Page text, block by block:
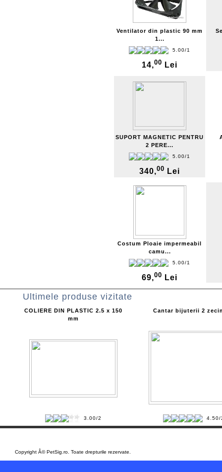
Ventilator din plastic 90 mm
1...
5.00/1
14,00 Lei
SUPORT MAGNETIC PENTRU
2 PERE...
5.00/1
340,00 Lei
Costum Ploaie impermeabil
camu...
5.00/1
69,00 Lei
Ultimele produse vizitate
COLIERE DIN PLASTIC 2.5 x 150
mm
3.00/2
Cantar bijuterii 2
4.50/
Copyright Â© PetSig.ro. Toate drepturile rezervate.